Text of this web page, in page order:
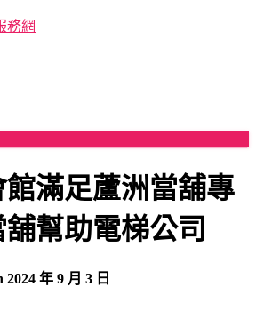
務網
滿足蘆洲當舖專
幫助電梯公司
2024 年 9 月 3 日